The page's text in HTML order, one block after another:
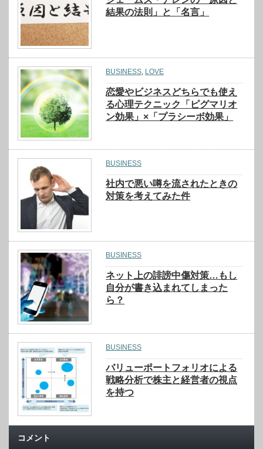
結果の法則」と「名言」
BUSINESS LOVE
恋愛やビジネスどちらでも使え
る心理テクニック「ピグマリオ
ン効果」×「プラシーボ効果」
BUSINESS
社内で悪い噂を流されたときの
対策を考えてみた件
BUSINESS
ネット上の誹謗中傷対策…もし
自分が書き込まれてしまった
ら？
BUSINESS
バリューポートフォリオによる
戦略分析で株主と経営者の視点
を持つ
コメント